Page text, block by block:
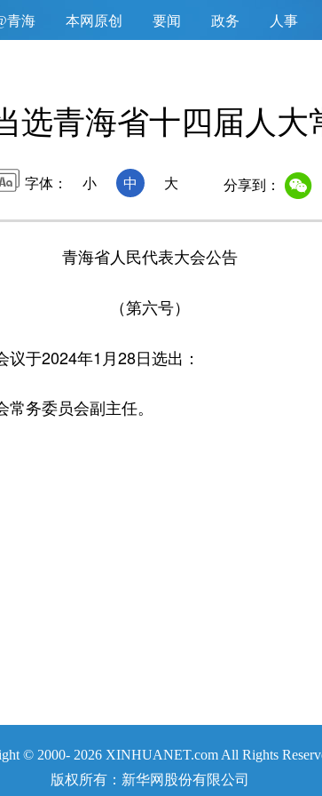
青海 本网原创 要闻 政务 人事
选青海省十四届人大
字体： 小 中 大 分享到：
青海省人民代表大会公告
（第六号）
于2024年1月28日选出：
务委员会副主任。
© 2000- 2026 XINHUANET.com All Rights
版权所有：新华网股份有限公司